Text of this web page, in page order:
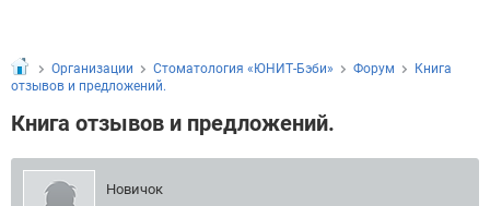
Организации Стоматология «ЮНИТ-Бэби» Форум
Книга
отзывов и предложений.
Книга отзывов и предложений.
Новичок